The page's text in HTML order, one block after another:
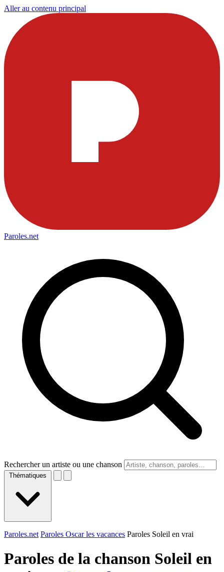
Aller au contenu principal
Paroles.net
Rechercher un artiste ou une chanson
Thématiques
Paroles.net Paroles Oscar les vacances Paroles Soleil en vrai
Paroles de la chanson Soleil en